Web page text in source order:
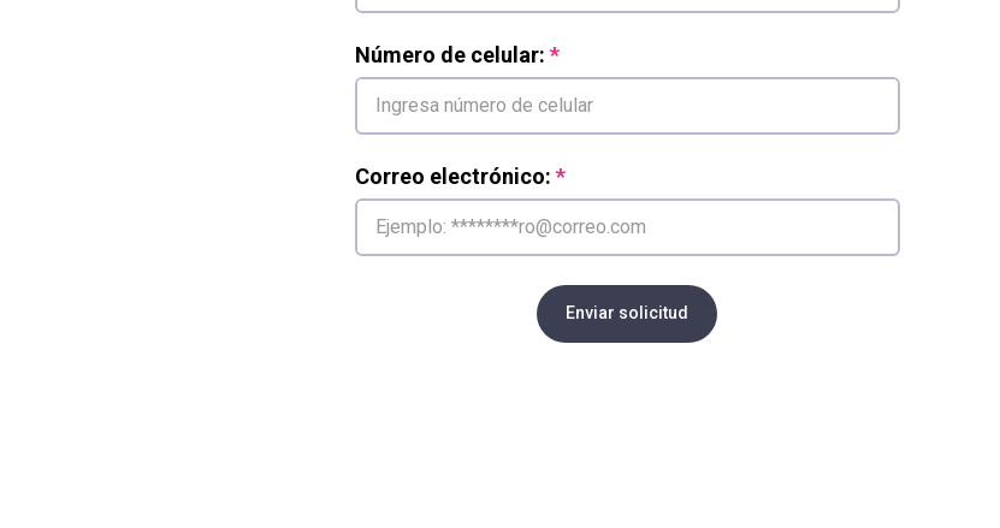
Número de celular:
Correo electrónico:
Enviar solicitud